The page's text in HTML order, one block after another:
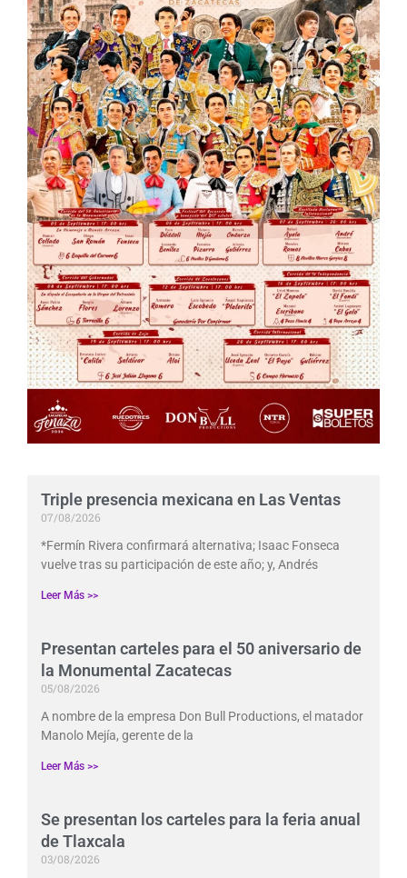
Triple presencia mexicana en Las Ventas
07/08/2026
*Fermín Rivera confirmará alternativa; Isaac Fonseca
vuelve tras su participación de este año; y, Andrés
Leer Más >>
Presentan carteles para el 50 aniversario de
la Monumental Zacatecas
05/08/2026
A nombre de la empresa Don Bull Productions, el matador
Manolo Mejía, gerente de la
Leer Más >>
Se presentan los carteles para la feria anual
de Tlaxcala
03/08/2026